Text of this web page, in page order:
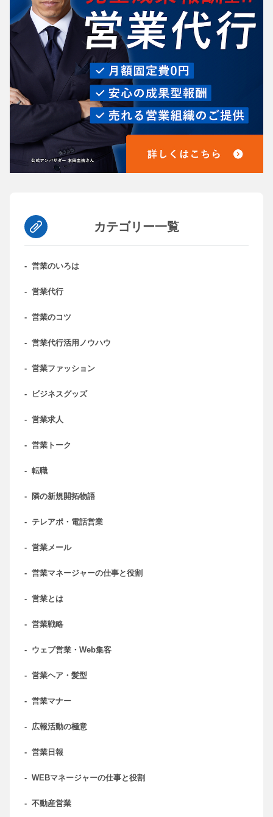
カテゴリー一覧
- 営業のいろは
- 営業代行
- 営業のコツ
- 営業代行活用ノウハウ
- 営業ファッション
- ビジネスグッズ
- 営業求人
- 営業トーク
- 転職
- 隣の新規開拓物語
- テレアポ・電話営業
- 営業メール
- 営業マネージャーの仕事と役割
- 営業とは
- 営業戦略
- ウェブ営業・Web集客
- 営業ヘア・髪型
- 営業マナー
- 広報活動の極意
- 営業日報
- WEBマネージャーの仕事と役割
- 不動産営業